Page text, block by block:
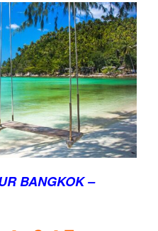
BANGKOK –